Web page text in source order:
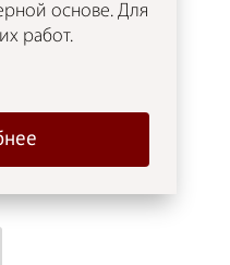
основе. Для
работ.